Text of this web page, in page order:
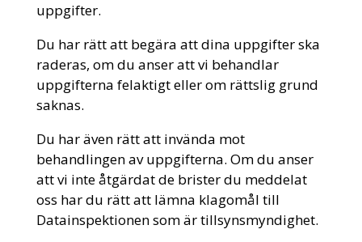
uppgifter.
Du har rätt att begära att dina uppgifter ska
raderas, om du anser att vi behandlar
uppgifterna felaktigt eller om rättslig grund
saknas.
Du har även rätt att invända mot
behandlingen av uppgifterna. Om du anser
att vi inte åtgärdat de brister du meddelat
oss har du rätt att lämna klagomål till
Datainspektionen som är tillsynsmyndighet.